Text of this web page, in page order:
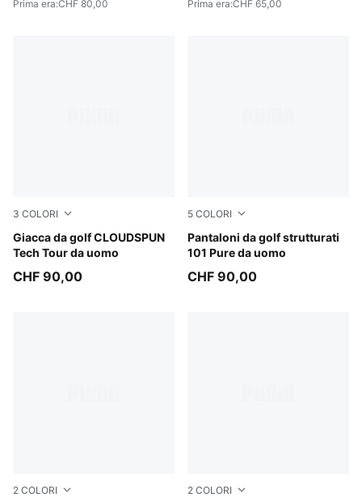
Prima era:CHF 80,00 Prima era:CHF 65,00
3 COLORI
Giacca da golf CLOUDSPUN
Tech Tour da uomo
White Glow
CHF 90,00
5 COLORI
Pantaloni da golf strutturati
101 Pure da uomo
Puma Black
CHF 90,00
2 COLORI 2 COLORI